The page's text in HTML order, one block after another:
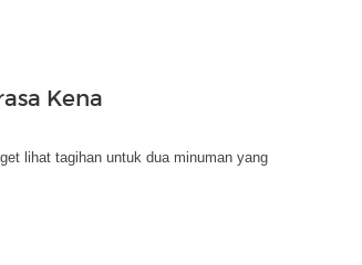
Kena
lihat tagihan untuk dua minuman yang